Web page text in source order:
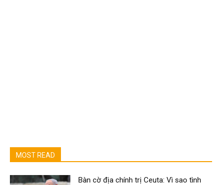
MOST READ
Bàn cờ địa chính trị Ceuta: Vì sao tình